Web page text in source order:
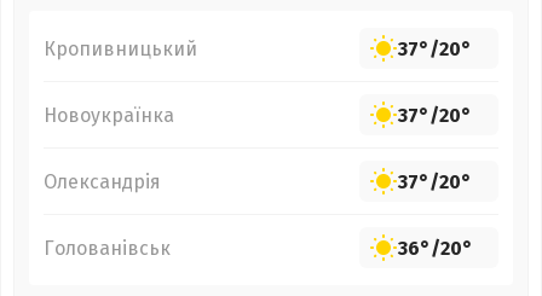
Кропивницький 37°/20°
Новоукраїнка 37°/20°
Олександрія 37°/20°
Голованівськ 36°/20°